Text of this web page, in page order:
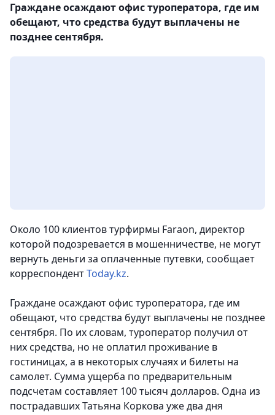
Граждане осаждают офис туроператора, где им
обещают, что средства будут выплачены не
позднее сентября.
Около 100 клиентов турфирмы Faraon, директор
которой подозревается в мошенничестве, не могут
вернуть деньги за оплаченные путевки, сообщает
корреспондентToday.kz.
Граждане осаждают офис туроператора, где им
обещают, что средства будут выплачены не позднее
сентября. По их словам, туроператор получил от
них средства, но не оплатил проживание в
гостиницах, а в некоторых случаях и билеты на
самолет. Сумма ущерба по предварительным
подсчетам составляет 100 тысяч долларов. Одна из
пострадавших Татьяна Коркова уже два дня